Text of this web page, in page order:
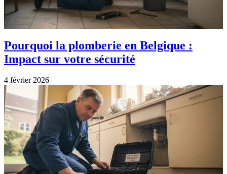
Pourquoi la plomberie en Belgique :
Impact sur votre sécurité
4 février 2026